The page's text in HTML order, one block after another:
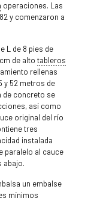
operaciones. Las
y comenzaron a
L de 8 pies de
de alto tableros
rellenas
y 52 metros de
de concreto se
así como
original del río
tres
instalada
paralelo al cauce
abajo.
un embalse
mínimos